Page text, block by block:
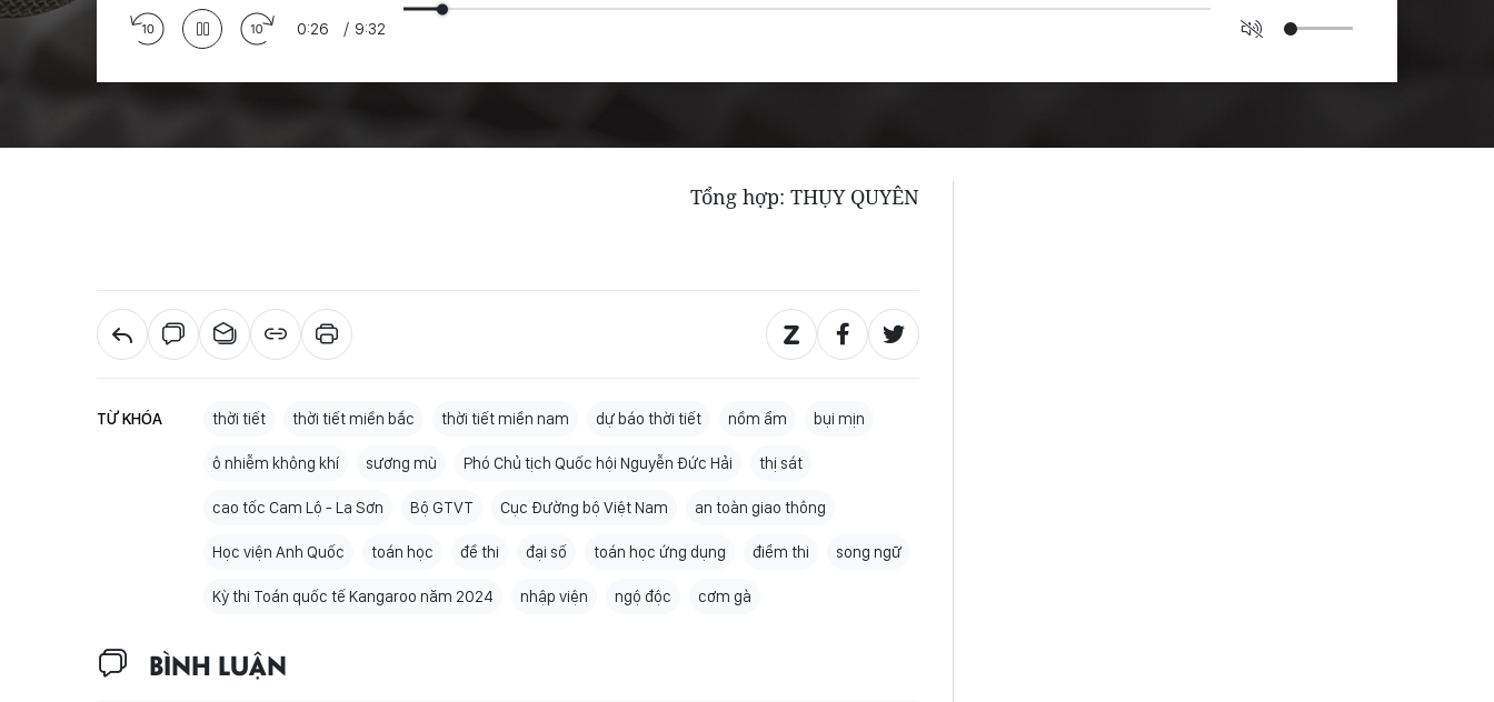
0:27 / 9:32
Tổng hợp: THỤY QUYÊN
TỪ KHÓA thời tiết thời tiết miền bắc thời tiết miền nam dự báo thời tiết nồm ẩm bụi mịn
ô nhiễm không khí sương mù Phó Chủ tịch Quốc hội Nguyễn Đức Hải thị sát
cao tốc Cam Lộ - La Sơn Bộ GTVT Cục Đường bộ Việt Nam an toàn giao thông
Học viện Anh Quốc toán học đề thi đại số toán học ứng dụng điểm thi song ngữ
Kỳ thi Toán quốc tế Kangaroo năm 2024 nhập viện ngộ độc cơm gà
BÌNH LUẬN